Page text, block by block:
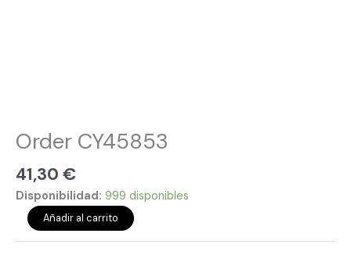
Order CY45853
41,30 €
Disponibilidad: 999 disponibles
Añadir al carrito